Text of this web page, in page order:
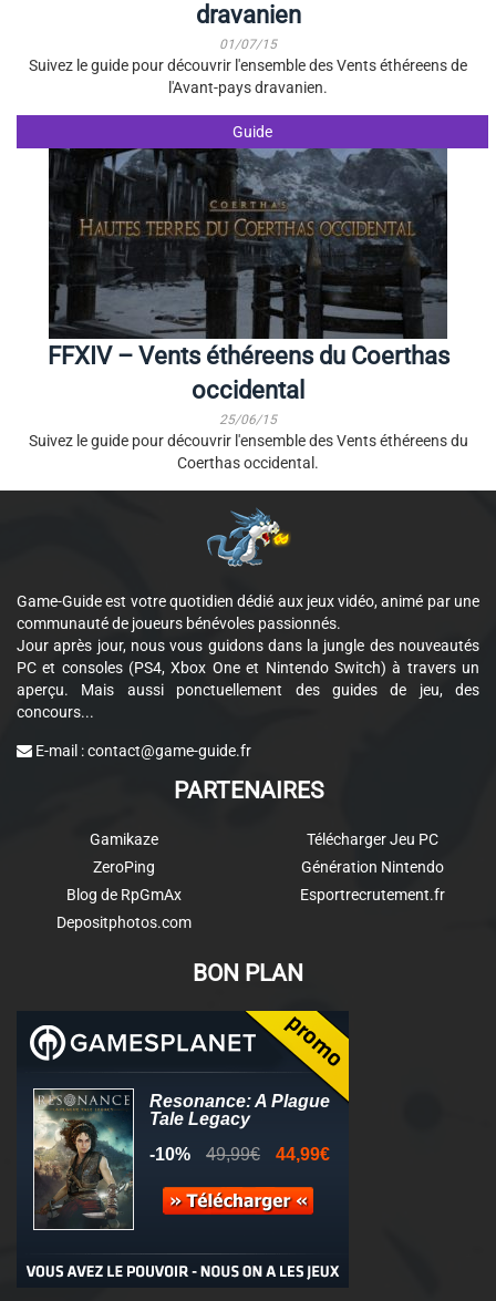
dravanien
01/07/15
Suivez le guide pour découvrir l'ensemble des Vents éthéreens de
l'Avant-pays dravanien.
Guide
FFXIV – Vents éthéreens du Coerthas
occidental
25/06/15
Suivez le guide pour découvrir l'ensemble des Vents éthéreens du
Coerthas occidental.
Game-Guide est votre quotidien dédié aux jeux vidéo, animé par une
communauté de joueurs bénévoles passionnés.
Jour après jour, nous vous guidons dans la jungle des nouveautés
PC et consoles (PS4, Xbox One et Nintendo Switch) à travers un
aperçu. Mais aussi ponctuellement des guides de jeu, des
concours...
E-mail :contact@game-guide.fr
PARTENAIRES
Gamikaze
ZeroPing
Blog de RpGmAx
Depositphotos.com
Télécharger Jeu PC
Génération Nintendo
Esportrecrutement.fr
BON PLAN